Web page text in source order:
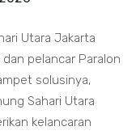
Utara Jakarta
pelancar Paralon
solusinya,
Sahari Utara
kelancaran